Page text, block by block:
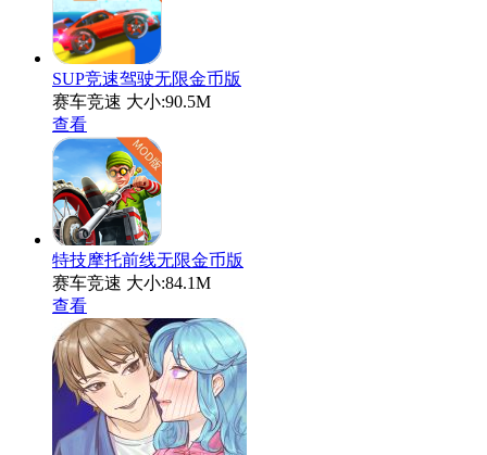
SUP竞速驾驶无限金币版
赛车竞速 大小:90.5M
查看
特技摩托前线无限金币版
赛车竞速 大小:84.1M
查看